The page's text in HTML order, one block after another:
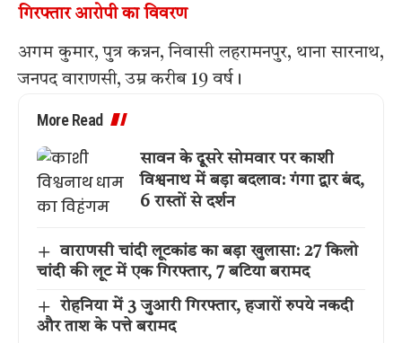
गिरफ्तार आरोपी का विवरण
अगम कुमार, पुत्र कन्नन, निवासी लहरामनपुर, थाना सारनाथ,
जनपद वाराणसी, उम्र करीब 19 वर्ष।
More Read
सावन के दूसरे सोमवार पर काशी
विश्वनाथ में बड़ा बदलाव: गंगा द्वार बंद,
6 रास्तों से दर्शन
वाराणसी चांदी लूटकांड का बड़ा खुलासा: 27 किलो
चांदी की लूट में एक गिरफ्तार, 7 बटिया बरामद
रोहनिया में 3 जुआरी गिरफ्तार, हजारों रुपये नकदी
और ताश के पत्ते बरामद